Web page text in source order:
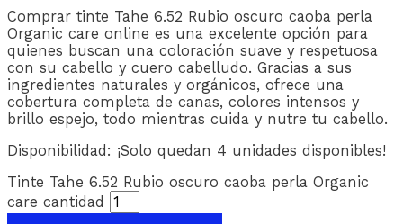
Comprar tinte Tahe 6.52 Rubio oscuro caoba perla
Organic care online es una excelente opción para
quienes buscan una coloración suave y respetuosa
con su cabello y cuero cabelludo. Gracias a sus
ingredientes naturales y orgánicos, ofrece una
cobertura completa de canas, colores intensos y
brillo espejo, todo mientras cuida y nutre tu cabello.
Disponibilidad: ¡Solo quedan 4 unidades disponibles!
Tinte Tahe 6.52 Rubio oscuro caoba perla Organic
care cantidad